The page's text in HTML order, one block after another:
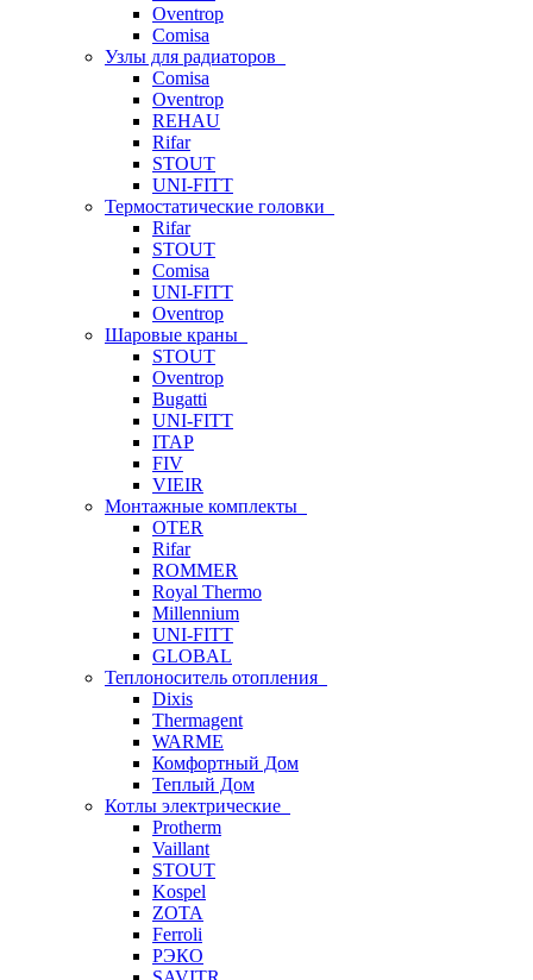
Oventrop
Comisa
Узлы для радиаторов
Comisa
Oventrop
REHAU
Rifar
STOUT
UNI-FITT
Термостатические головки
Rifar
STOUT
Comisa
UNI-FITT
Oventrop
Шаровые краны
STOUT
Oventrop
Bugatti
UNI-FITT
ITAP
FIV
VIEIR
Монтажные комплекты
OTER
Rifar
ROMMER
Royal Thermo
Millennium
UNI-FITT
GLOBAL
Теплоноситель отопления
Dixis
Thermagent
WARME
Комфортный Дом
Теплый Дом
Котлы электрические
Protherm
Vaillant
STOUT
Kospel
ZOTA
Ferroli
РЭКО